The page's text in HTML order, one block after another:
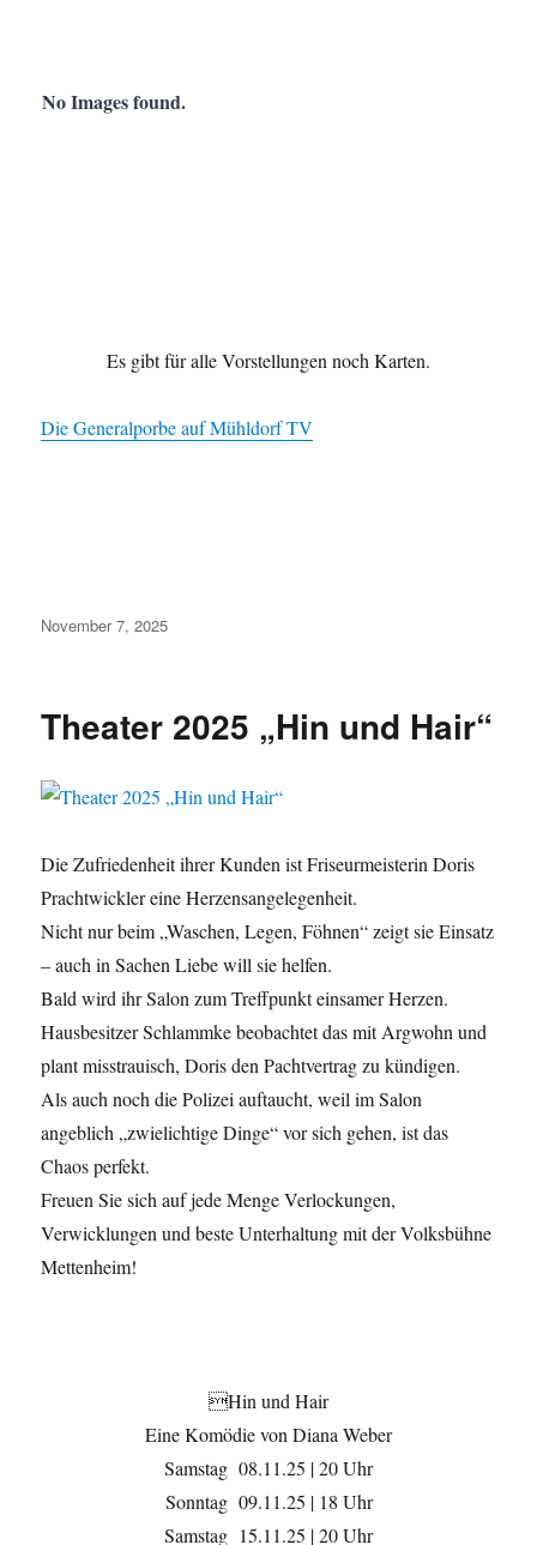
No Images found.
Es gibt für alle Vorstellungen noch Karten.
Die Generalporbe auf Mühldorf TV
Veröffentlicht
November 7, 2025
Theater 2025 „Hin und Hair“
Die Zufriedenheit ihrer Kunden ist Friseurmeisterin Doris
Prachtwickler eine Herzensangelegenheit.
Nicht nur beim „Waschen, Legen, Föhnen“ zeigt sie Einsatz
– auch in Sachen Liebe will sie helfen.
Bald wird ihr Salon zum Treffpunkt einsamer Herzen.
Hausbesitzer Schlammke beobachtet das mit Argwohn und
plant misstrauisch, Doris den Pachtvertrag zu kündigen.
Als auch noch die Polizei auftaucht, weil im Salon
angeblich „zwielichtige Dinge“ vor sich gehen, ist das
Chaos perfekt.
Freuen Sie sich auf jede Menge Verlockungen,
Verwicklungen und beste Unterhaltung mit der Volksbühne
Mettenheim!
Hin und Hair
Eine Komödie von Diana Weber
Samstag 08.11.25 | 20 Uhr
Sonntag 09.11.25 | 18 Uhr
Samstag 15.11.25 | 20 Uhr